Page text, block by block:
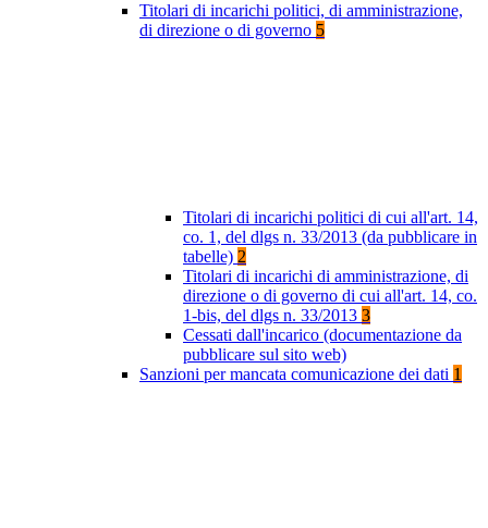
Titolari di incarichi politici, di amministrazione,
di direzione o di governo 5
Titolari di incarichi politici di cui all'art. 14,
co. 1, del dlgs n. 33/2013 (da pubblicare in
tabelle) 2
Titolari di incarichi di amministrazione, di
direzione o di governo di cui all'art. 14, co.
1-bis, del dlgs n. 33/2013 3
Cessati dall'incarico (documentazione da
pubblicare sul sito web)
Sanzioni per mancata comunicazione dei dati 1